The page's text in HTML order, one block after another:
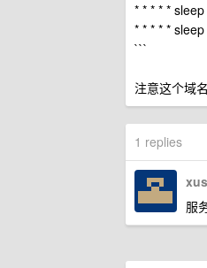
* * * * *
* * * * *
```
注意这个域
1 replies
服